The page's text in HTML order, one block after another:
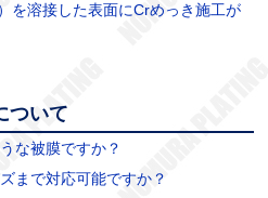
を溶接した表面にCrめっき施工が
ついて
な被膜ですか？
まで対応可能ですか？